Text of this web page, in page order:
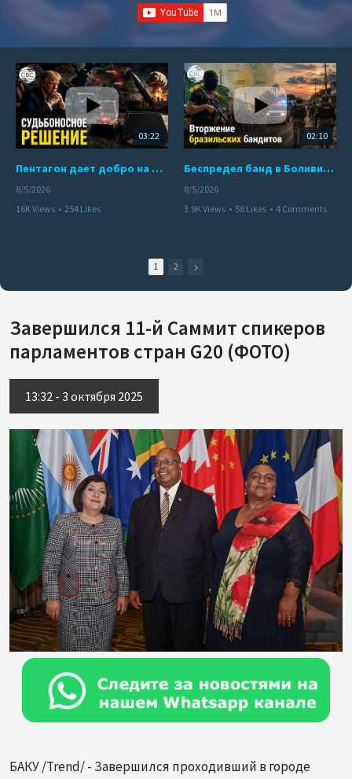
03:22
Пентагон дает добро на ядерный удар по противникам США
8/5/2026
16K Views • 254 Likes
02:10
Беспредел банд в Боливии. Расправы над наркоторговцами
8/5/2026
3.9K Views • 58 Likes • 4 Comments
1 2
Завершился 11-й Саммит спикеров
парламентов стран G20 (ФОТО)
13:32 - 3 октября 2025
БАКУ /Trend/ - Завершился проходивший в городе